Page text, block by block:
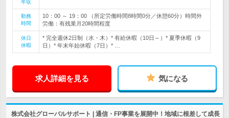
年収
勤務
時間
10：00 ～ 19：00 （所定労働時間8時間0分／休憩60分）時間外
労働：有残業月20時間程度
休日
休暇
* 完全週休2日制（水・木）* 有給休暇（10日～）* 夏季休暇（9
日）* 年末年始休暇（7日）* …
求人詳細を見る 気になる
株式会社グローバルサポート | 通信・FP事業を展開中！地域に根差して成長